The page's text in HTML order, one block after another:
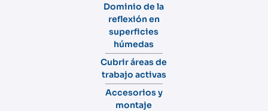
Dominio de la
reflexión en
superficies
húmedas
Cubrir áreas de
trabajo activas
Accesorios y
montaje